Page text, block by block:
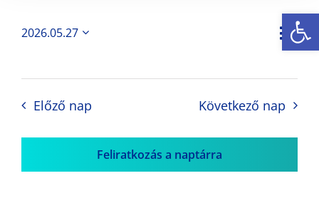
Nap
2026.05.27
Előző nap Következő nap
Feliratkozás a naptárra